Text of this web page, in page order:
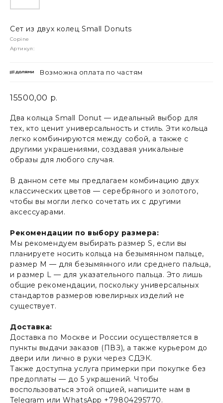
Сет из двух колец Small Donuts
Copine
Артикул:
Возможна оплата по частям
15500,00 р.
Два кольца Small Donut — идеальный выбор для
тех, кто ценит универсальность и стиль. Эти кольца
легко комбинируются между собой, а также с
другими украшениями, создавая уникальные
образы для любого случая.
В данном сете мы предлагаем комбинацию двух
классических цветов — серебряного и золотого,
чтобы вы могли легко сочетать их с другими
аксессуарами.
Рекомендации по выбору размера:
Мы рекомендуем выбирать размер S, если вы
планируете носить кольца на безымянном пальце,
размер M — для безымянного или среднего пальца,
и размер L — для указательного пальца. Это лишь
общие рекомендации, поскольку универсальных
стандартов размеров ювелирных изделий не
существует.
Доставка:
Доставка по Москве и России осуществляется в
пункты выдачи заказов (ПВЗ), а также курьером до
двери или лично в руки через СДЭК.
Также доступна услуга примерки при покупке без
предоплаты — до 5 украшений. Чтобы
воспользоваться этой опцией, напишите нам в
Telegram или WhatsApp +79804295770.